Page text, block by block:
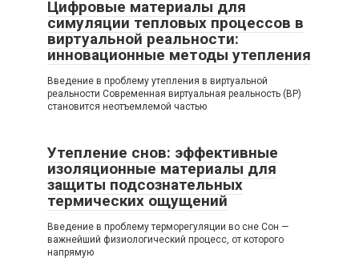
Цифровые материалы для
симуляции тепловых процессов в
виртуальной реальности:
инновационные методы утепления
Введение в проблему утепления в виртуальной
реальности Современная виртуальная реальность (ВР)
становится неотъемлемой частью
Утепление снов: эффективные
изоляционные материалы для
защиты подсознательных
термических ощущений
Введение в проблему терморегуляции во сне Сон —
важнейший физиологический процесс, от которого
напрямую